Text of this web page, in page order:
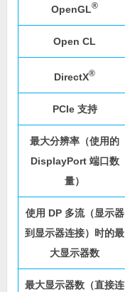
OpenGL®
Open CL
DirectX®
PCIe 支持
最大分辨率（使用的
DisplayPort 端口数
量）
使用 DP 多流（显示器
到显示器连接）时的最
大显示器数
最大显示器数（直接连